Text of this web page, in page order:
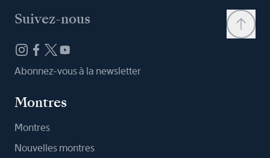
Suivez-nous
Abonnez-vous à la newsletter
Montres
Montres
Nouvelles montres